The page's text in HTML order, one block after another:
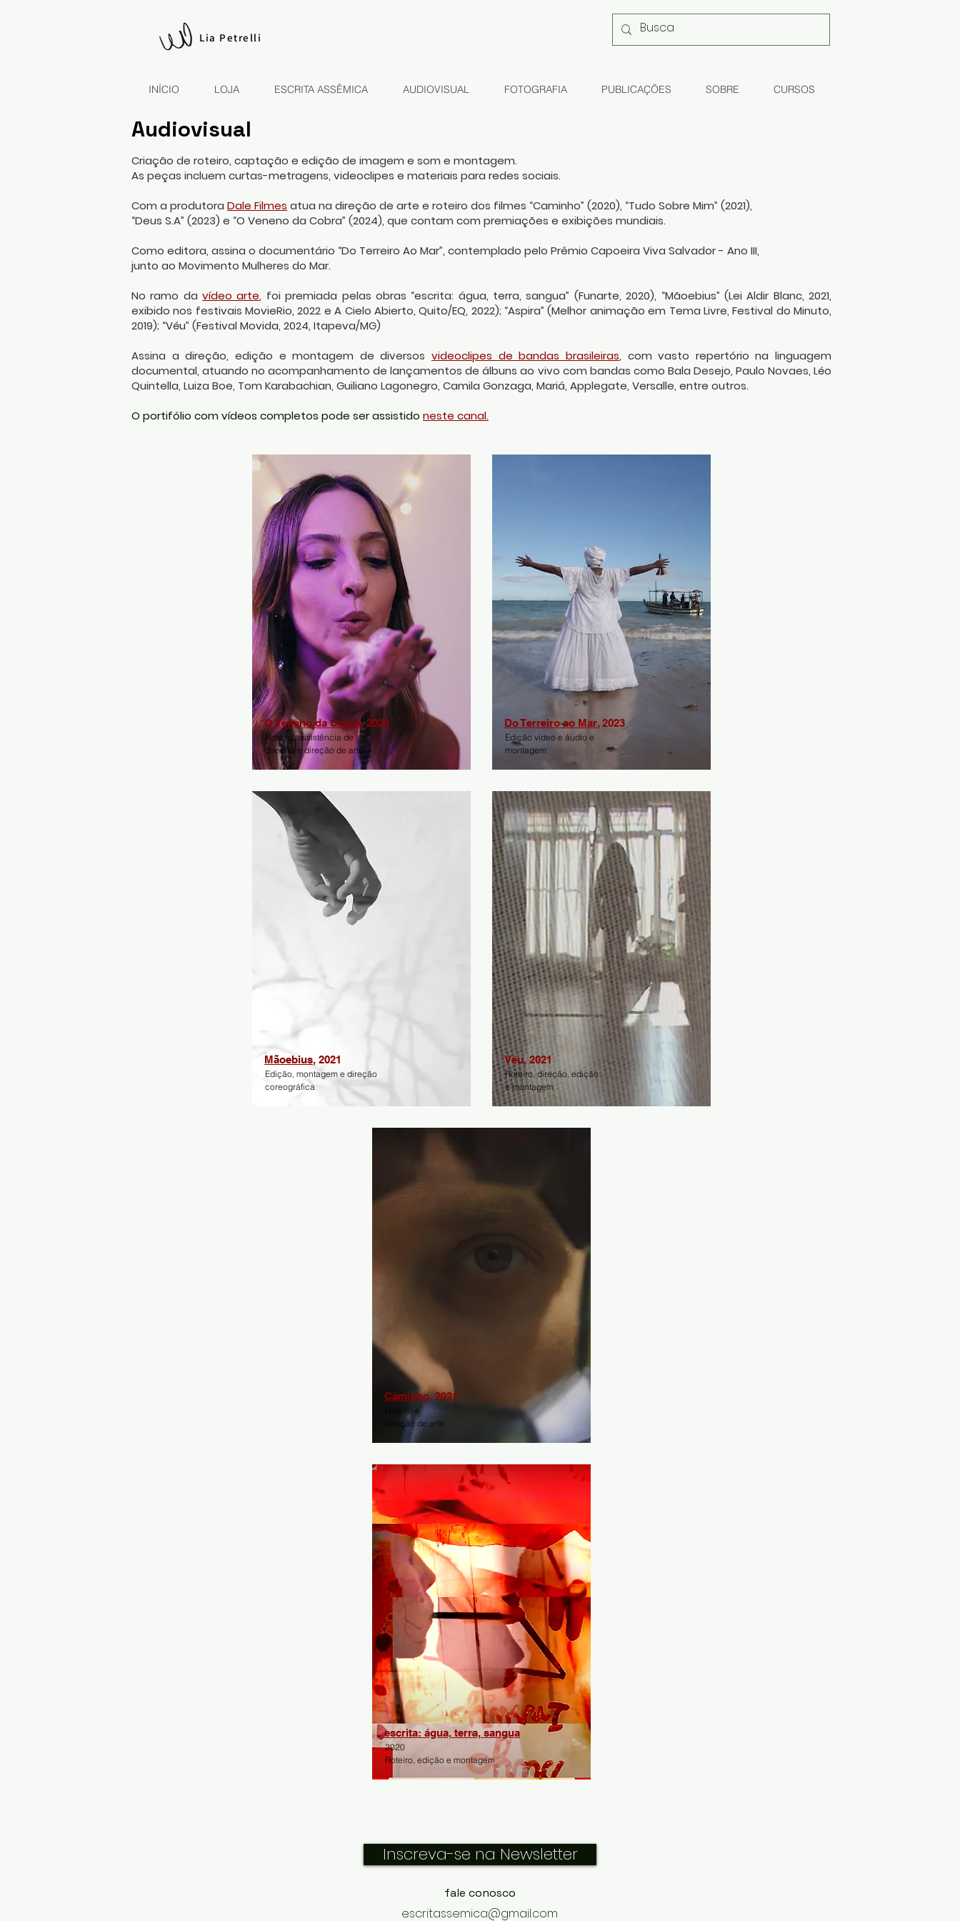
Lia Petrelli
INÍCIO LOJA ESCRITA ASSÊMICA AUDIOVISUAL FOTOGRAFIA PUBLICAÇÕES SOBRE CURSOS
Audiovisual
Criação de roteiro, captação e edição de imagem e som e montagem.
As peças incluem curtas-metragens, videoclipes e materiais para redes sociais.
Com a produtora Dale Filmes atua na direção de arte e roteiro dos filmes “Caminho” (2020), “Tudo Sobre Mim” (2021),
“Deus S.A” (2023) e “O Veneno da Cobra” (2024), que contam com premiações e exibições mundiais.
Como editora, assina o documentário “Do Terreiro Ao Mar”, contemplado pelo Prêmio Capoeira Viva Salvador - Ano III,
junto ao Movimento Mulheres do Mar.
No ramo davídeo arte, foi premiada pelas obras “escrita: água, terra, sangua” (Funarte, 2020), “Mãoebius” (Lei Aldir Blanc, 2021,
exibido nos festivais MovieRio, 2022 e A Cielo Abierto, Quito/EQ, 2022); “Aspira” (Melhor animação em Tema Livre, Festival do Minuto,
2019); “Véu” (Festival Movida, 2024, Itapeva/MG)
Assina a direção, edição e montagem de diversos videoclipes de bandas brasileiras, com vasto repertório na linguagem
documental, atuando no acompanhamento de lançamentos de álbuns ao vivo com bandas como Bala Desejo, Paulo Novaes, Léo
Quintella, Luiza Boe, Tom Karabachian, Guiliano Lagonegro, Camila Gonzaga, Mariá, Applegate, Versalle, entre outros.
O portifólio com vídeos completos pode ser assistido neste canal.
O Veneno da Cobra, 2024
Roteiro, assistência de
direção e direção de arte
Mãoebius, 2021
Edição, montagem e direção
coreográfica
Do Terreiro ao Mar, 2023
Edição vídeo e áudio e
montagem
Véu, 2021
Roteiro, direção, edição
e montagem
Caminho, 2021
Roteiro e
direção de arte
escrita: água, terra, sangua
2020
Roteiro, edição e montagem
Inscreva-se na Newsletter
fale conosco
escritassemica@gmail.com